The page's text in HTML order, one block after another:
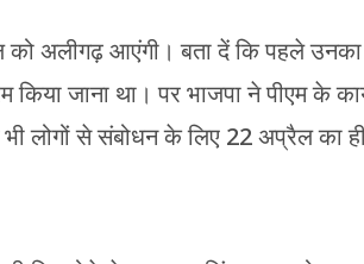
को अलीगढ़ आएंगी। बता दें कि पहले
जाना था। पर भाजपा ने पीएम के
लोगों से संबोधन के लिए 22 अप्रैल का ही